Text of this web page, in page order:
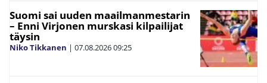
Suomi sai uuden maailmanmestarin
– Enni Virjonen murskasi kilpailijat
täysin
Niko Tikkanen | 07.08.202609:25